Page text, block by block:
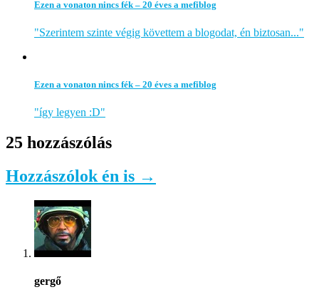
Ezen a vonaton nincs fék – 20 éves a mefiblog
"Szerintem szinte végig követtem a blogodat, én biztosan..."
Ezen a vonaton nincs fék – 20 éves a mefiblog
"így legyen :D"
25 hozzászólás
Hozzászólok én is →
gergő